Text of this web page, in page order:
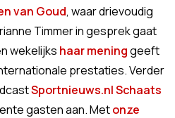
van Goud, waar drievoudig
Timmer in gesprek gaat
wekelijks haar meninggeeft
prestaties. Verder
Sportnieuws.nl Schaats
gasten aan. Metonze